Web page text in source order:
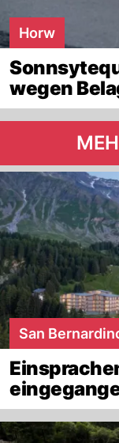
Horw
wegen
San